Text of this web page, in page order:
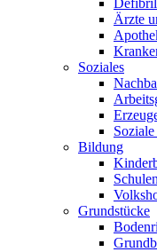
Ärzte
Soziales
Bildung
Schulen
Grundstücke